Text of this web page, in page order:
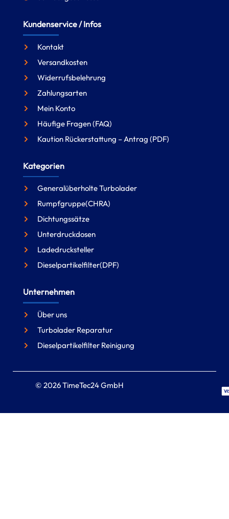
Kundenservice / Infos
Kontakt
Versandkosten
Widerrufsbelehrung
Zahlungsarten
Mein Konto
Häufige Fragen (FAQ)
Kaution Rückerstattung – Antrag (PDF)
Kategorien
Generalüberholte Turbolader
Rumpfgruppe(CHRA)
Dichtungssätze
Unterdruckdosen
Ladedrucksteller
Dieselpartikelfilter(DPF)
Unternehmen
Über uns
Turbolader Reparatur
Dieselpartikelfilter Reinigung
© 2026 TimeTec24 GmbH